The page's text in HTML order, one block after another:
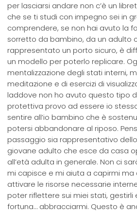
per lasciarsi andare non c’è un
che se ti studi con impegno sei in
comprendere, se non hai avuto la
sorretto da bambino, da un adulto
rappresentato un porto sicuro, è
un modello per poterlo replicare.
mentalizzazione degli stati interni,
meditazione e di esercizi di
laddove non ho avuto questo tipo
protettiva provo ad essere io
sentire all’io bambino che è
potersi abbandonare al riposo.
passaggio sia rappresentativo
giovane adulto che esce da casa
all’età adulta in generale. Non ci
mi capisce e mi aiuta a capirmi ma
attivare le risorse necessarie
poter riflettere sui miei stati, gestirli
fortuna… abbracciarmi. Questo è